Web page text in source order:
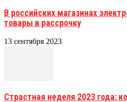
В российских магазинах
товары в рассрочку
13 сентября 2023
Страстная неделя 2023 года: